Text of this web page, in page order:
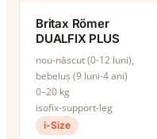
Britax Römer
DUALFIX PLUS
nou-născut (0-12 luni),
bebeluș (9 luni-4 ani)
0–20 kg
isofix-support-leg
i-Size